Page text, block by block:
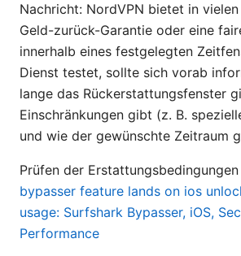
Nachricht: NordVPN bietet in vielen
Geld-zurück-Garantie oder eine
innerhalb eines festgelegten
Dienst testet, sollte sich vorab
lange das Rückerstattungsfenster
Einschränkungen gibt (z. B.
und wie der gewünschte Zeitraum
Prüfen der Erstattungsbedingungen
bypasser feature lands on ios
usage: Surfshark Bypasser, iOS,
Performance